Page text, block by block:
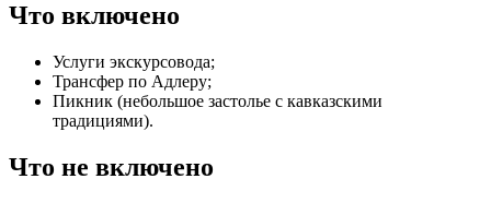
Что включено
Услуги экскурсовода;
Трансфер по Адлеру;
Пикник (небольшое застолье с кавказскими
традициями).
Что не включено